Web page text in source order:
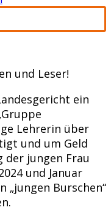
und Leser!
ein
Lehrerin über
und um Geld
der jungen Frau
und Januar
„jungen Burschen“